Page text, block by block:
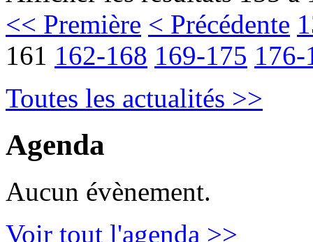
<< Première < Précédente
161 162-168 169-175 176-
Toutes les actualités >>
Agenda
Aucun évènement.
Voir tout l'agenda >>